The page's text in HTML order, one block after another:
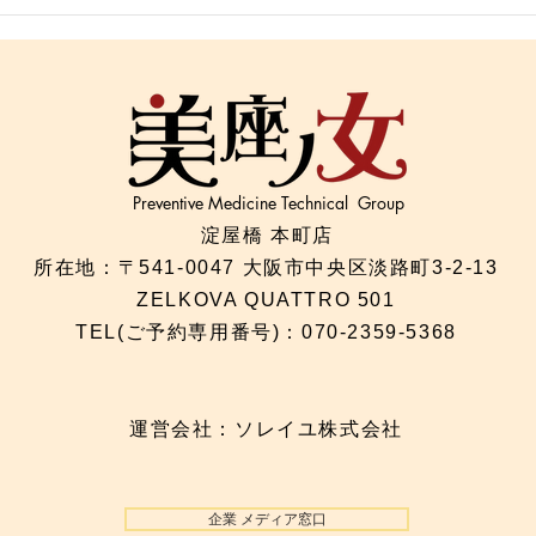
｜首と呼吸と自律神経の関
ケ
Preventive Medicine Technical Group
淀屋橋 本町店
所在地：〒541-0047 大阪市中央区淡路町3-2-13
ZELKOVA QUATTRO 501
TEL(ご予約専用番号)：070-2359-5368​
運営会社：ソレイユ株式会社
企業 メディア窓口